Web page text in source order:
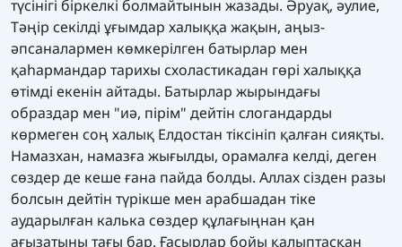
түсінігі біркелкі болмайтынын жазады. Әруақ, әулие,
Тәңір секілді ұғымдар халыққа жақын, аңыз-
әпсаналармен көмкерілген батырлар мен
қаһармандар тарихы схоластикадан гөрі халыққа
өтімді екенін айтады. Батырлар жырындағы
образдар мен "иә, пірім" дейтін слогандарды
көрмеген соң халық Елдостан тіксініп қалған сияқты.
Намазхан, намазға жығылды, орамалға келді, деген
сөздер де кеше ғана пайда болды. Аллах сізден разы
болсын дейтін түрікше мен арабшадан тіке
аударылған калька сөздер құлағыңнан қан
ағызатыны тағы бар. Ғасырлар бойы қалыптасқан